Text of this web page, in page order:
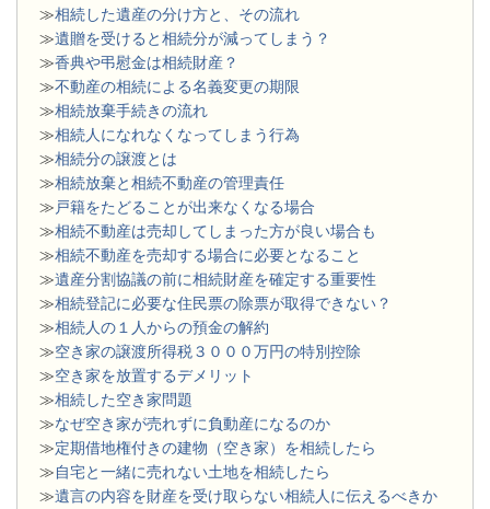
≫相続した遺産の分け方と、その流れ
≫遺贈を受けると相続分が減ってしまう？
≫香典や弔慰金は相続財産？
≫不動産の相続による名義変更の期限
≫相続放棄手続きの流れ
≫相続人になれなくなってしまう行為
≫相続分の譲渡とは
​≫相続放棄と相続不動産の管理責任
≫ 戸籍をたどることが出来なくなる場合
≫相続不動産は売却してしまった方が良い場合も
≫相続不動産を売却する場合に必要となること
≫遺産分割協議の前に相続財産を確定する重要性
≫相続登記に必要な住民票の除票が取得できない？
≫相続人の１人からの預金の解約
≫空き家の譲渡所得税３０００万円の特別控除
≫空き家を放置するデメリット
≫相続した空き家問題
​≫なぜ空き家が売れずに負動産になるのか
≫定期借地権付きの建物（空き家）を相続したら
≫自宅と一緒に売れない土地を相続したら
≫遺言の内容を財産を受け取らない相続人に伝えるべきか